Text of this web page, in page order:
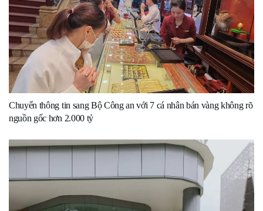
Chuyển thông tin sang Bộ Công an với 7 cá nhân bán vàng không rõ
nguồn gốc hơn 2.000 tỷ